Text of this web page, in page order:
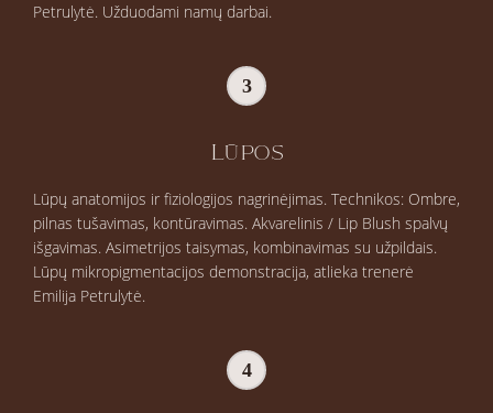
Petrulytė. Užduodami namų darbai.
3
Lūpos
Lūpų anatomijos ir fiziologijos nagrinėjimas. Technikos: Ombre,
pilnas tušavimas, kontūravimas. Akvarelinis / Lip Blush spalvų
išgavimas. Asimetrijos taisymas, kombinavimas su užpildais.
Lūpų mikropigmentacijos demonstracija, atlieka trenerė
Emilija Petrulytė.
4